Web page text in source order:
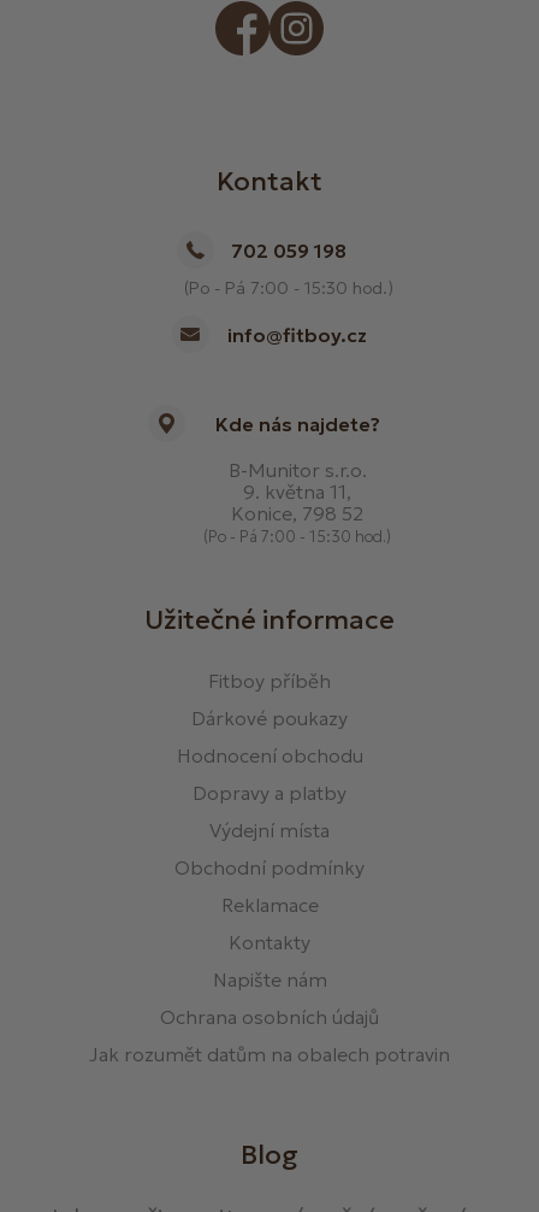
Kontakt
702 059 198
(Po - Pá 7:00 - 15:30 hod.)
info@fitboy.cz
Kde nás najdete?
B-Munitor s.r.o.
9. května 11,
Konice, 798 52
(Po - Pá 7:00 - 15:30 hod.)
Užitečné informace
Fitboy příběh
Dárkové poukazy
Hodnocení obchodu
Dopravy a platby
Výdejní místa
Obchodní podmínky
Reklamace
Kontakty
Napište nám
Ochrana osobních údajů
Jak rozumět datům na obalech potravin
Blog